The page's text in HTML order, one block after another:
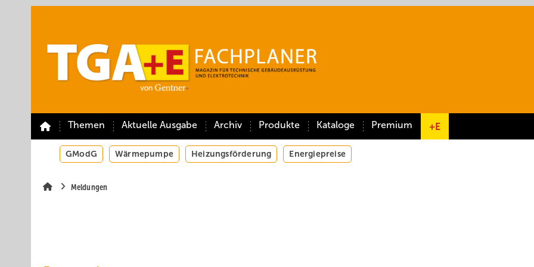
Themen Aktuelle Ausgabe Archiv Produkte Kataloge Premium +E
GModG Wärmepumpe Heizungsförderung Energiepreise
Meldungen